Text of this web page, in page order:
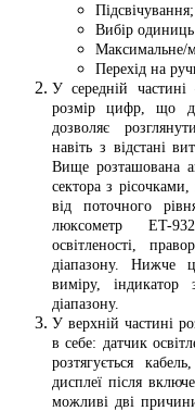
Підсвічування;
Вибір одиниць
Максимальне/
Перехід на
У середній
розмір цифр, що
дозволяє
навіть з відстані
Вище розташована
сектора з
від поточного
люксометр ET-
освітленості,
діапазону. Нижче
виміру, індикатор
діапазону.
У верхній частині
в себе: датчик
розтягується
дисплеї після
можливі дві